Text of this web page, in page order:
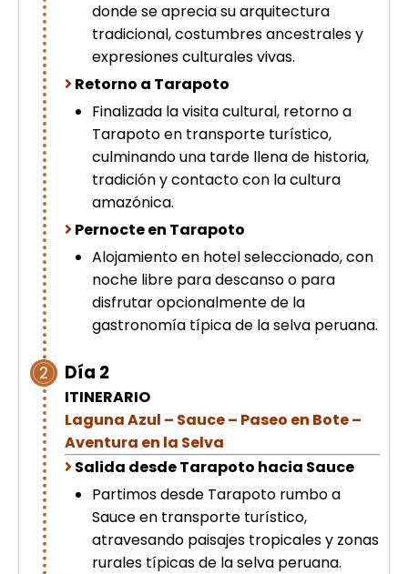
donde se aprecia su arquitectura
tradicional, costumbres ancestrales y
expresiones culturales vivas.
Retorno a Tarapoto
Finalizada la visita cultural, retorno a
Tarapoto en transporte turístico,
culminando una tarde llena de historia,
tradición y contacto con la cultura
amazónica.
Pernocte en Tarapoto
Alojamiento en hotel seleccionado, con
noche libre para descanso o para
disfrutar opcionalmente de la
gastronomía típica de la selva peruana.
2 Día 2
ITINERARIO
Laguna Azul – Sauce – Paseo en Bote –
Aventura en la Selva
Salida desde Tarapoto hacia Sauce
Partimos desde Tarapoto rumbo a
Sauce en transporte turístico,
atravesando paisajes tropicales y zonas
rurales típicas de la selva peruana.